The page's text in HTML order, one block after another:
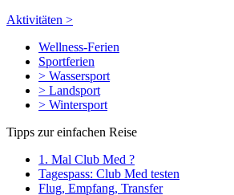
Aktivitäten >
Wellness-Ferien
Sportferien
> Wassersport
> Landsport
> Wintersport
Tipps zur einfachen Reise
1. Mal Club Med ?
Tagespass: Club Med testen
Flug, Empfang, Transfer